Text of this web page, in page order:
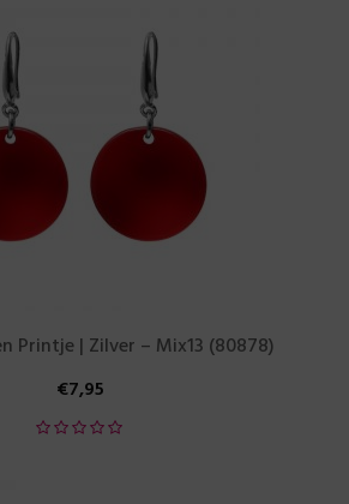
Printje | Zilver – Mix13 (80878)
€7,95